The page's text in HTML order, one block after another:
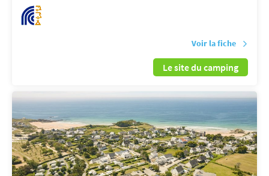
Voir la fiche
Le site du camping